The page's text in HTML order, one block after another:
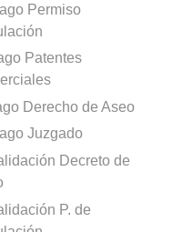
Permiso
Patentes
Derecho de Aseo
Juzgado
Decreto de
P. de